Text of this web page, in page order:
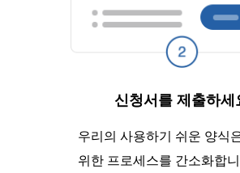
신청서를 제출하세
우리의 사용하기 쉬운 양식
위한 프로세스를 간소화합